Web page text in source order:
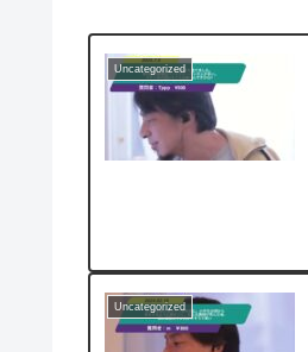
Uncategorized
Uncategorized